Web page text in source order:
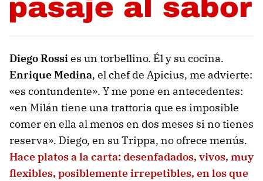
Diego Rossies un torbellino. Él y su cocina.
Enrique Medina, el chef de Apicius, me advierte:
«es contundente». Y me pone en antecedentes:
«en Milán tiene una trattoria que es imposible
comer en ella al menos en dos meses si no tienes
reserva». Diego, en su Trippa, no ofrece menús.
Hace platos a la carta: desenfadados, vivos, muy
flexibles, posiblemente irrepetibles, en los que